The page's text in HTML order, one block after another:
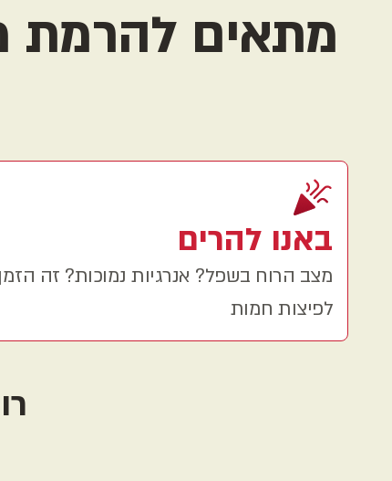
מתאים להרמת
באנו להרים
מצב הרוח בשפל? אנרגיות נמוכות? זה הזמן
לפיצות חמות